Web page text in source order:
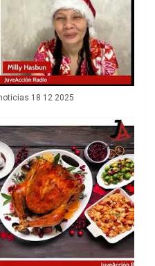
18 12 2025